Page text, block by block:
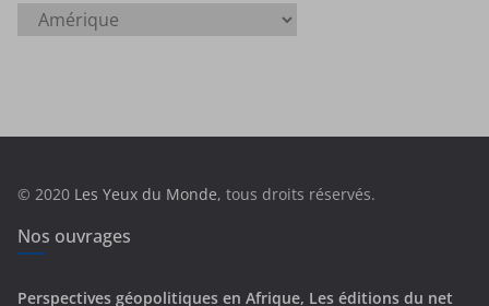
a
e
s
© 2020 Les Yeux du Monde, tous droits réservés.
Nos ouvrages
Perspectives géopolitiques en Afrique, Les éditions du net